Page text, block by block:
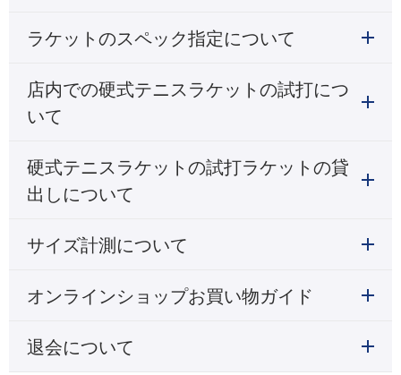
ラケットのスペック指定について
店内での硬式テニスラケットの試打につ
いて
硬式テニスラケットの試打ラケットの貸
出しについて
サイズ計測について
オンラインショップお買い物ガイド
退会について